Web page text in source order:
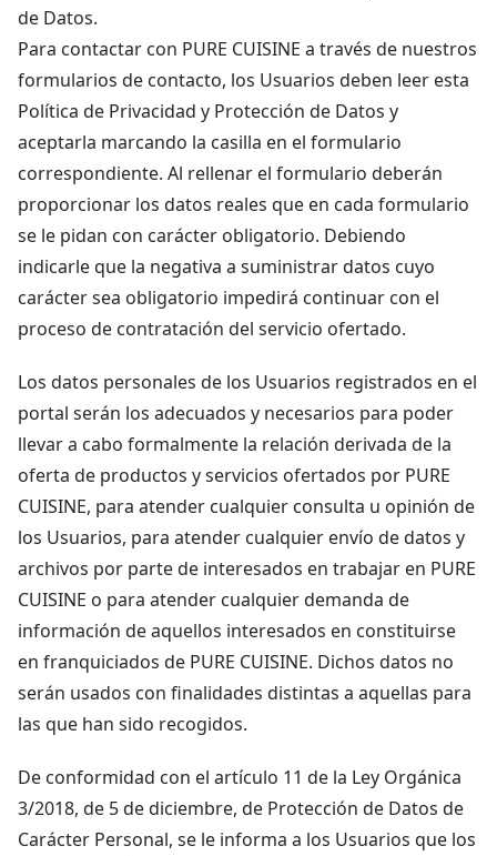
de Datos.
Para contactar con PURE CUISINE a través de nuestros
formularios de contacto, los Usuarios deben leer esta
Política de Privacidad y Protección de Datos y
aceptarla marcando la casilla en el formulario
correspondiente. Al rellenar el formulario deberán
proporcionar los datos reales que en cada formulario
se le pidan con carácter obligatorio. Debiendo
indicarle que la negativa a suministrar datos cuyo
carácter sea obligatorio impedirá continuar con el
proceso de contratación del servicio ofertado.
Los datos personales de los Usuarios registrados en el
portal serán los adecuados y necesarios para poder
llevar a cabo formalmente la relación derivada de la
oferta de productos y servicios ofertados por PURE
CUISINE, para atender cualquier consulta u opinión de
los Usuarios, para atender cualquier envío de datos y
archivos por parte de interesados en trabajar en PURE
CUISINE o para atender cualquier demanda de
información de aquellos interesados en constituirse
en franquiciados de PURE CUISINE. Dichos datos no
serán usados con finalidades distintas a aquellas para
las que han sido recogidos.
De conformidad con el artículo 11 de la Ley Orgánica
3/2018, de 5 de diciembre, de Protección de Datos de
Carácter Personal, se le informa a los Usuarios que los